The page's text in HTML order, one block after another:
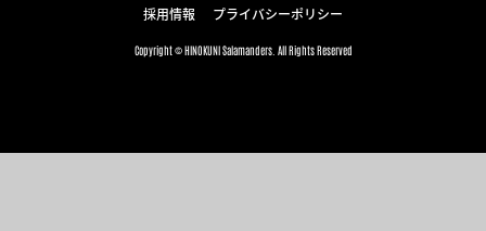
採用情報 プライバシーポリシー
Copyright © HINOKUNI Salamanders. All Rights Reserved